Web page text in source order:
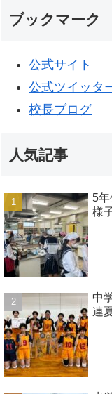
ブックマーク
公式サイト
公式ツイッタ
校長ブログ
人気記事
5
様
中
連